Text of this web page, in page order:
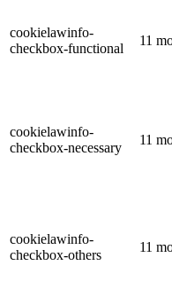
cookielawinfo-
checkbox-functional
11
cookielawinfo-
checkbox-necessary
11
cookielawinfo-
checkbox-others
11